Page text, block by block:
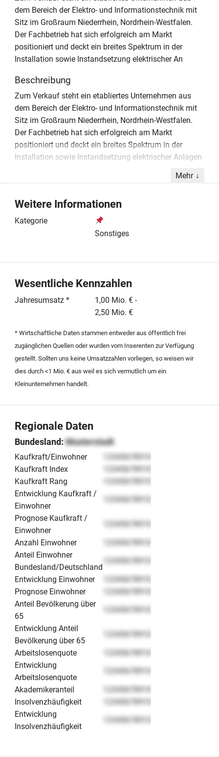
dem Bereich der Elektro- und Informationstechnik mit
Sitz im Großraum Niederrhein, Nordrhein-Westfalen.
Der Fachbetrieb hat sich erfolgreich am Markt
positioniert und deckt ein breites Spektrum in der
Installation sowie Instandsetzung elektrischer An
Beschreibung
Zum Verkauf steht ein etabliertes Unternehmen aus
dem Bereich der Elektro- und Informationstechnik mit
Sitz im Großraum Niederrhein, Nordrhein-Westfalen.
Der Fachbetrieb hat sich erfolgreich am Markt
positioniert und deckt ein breites Spektrum in der
Installation sowie Instandsetzung elektrischer Anlagen
Millionen Euro weist die Gesellschaft eine stabile
Erfolgsfaktor des Unternehmens ist das
leistungsstarke und hochqualifizierte Team, welches
sich aus erfahrenen Elektromeistern und spezialisierten
Auftraggebern. Die Nachfolgeregelung bietet einem
Nachfolger die Möglichkeit, ein operativ gesundes
Unternehmen in einer attraktiven Wirtschaftsregion zu
übernehmen. Der Fokus liegt auf der Fortführung der
hohen Servicequalität und der Nutzung der
Mehr
Weitere Informationen
Kategorie
Sonstiges
Wesentliche Kennzahlen
Jahresumsatz *
1,00 Mio. € -
2,50 Mio. €
* Wirtschaftliche Daten stammen entweder aus öffentlich frei
zugänglichen Quellen oder wurden vom Inserenten zur Verfügung
gestellt. Sollten uns keine Umsatzzahlen vorliegen, so weisen wir
dies durch <1 Mio. € aus weil es sich vermutlich um ein
Kleinunternehmen handelt.
Regionale Daten
Bundesland:Musterstadt
Kaufkraft/Einwohner
12345678910
Kaufkraft Index
12345678910
Kaufkraft Rang
12345678910
Entwicklung Kaufkraft /
Einwohner
12345678910
Prognose Kaufkraft /
Einwohner
12345678910
Anzahl Einwohner
12345678910
Anteil Einwohner
Bundesland/Deutschland
12345678910
Entwicklung Einwohner
12345678910
Prognose Einwohner
12345678910
Anteil Bevölkerung über
65
12345678910
Entwicklung Anteil
Bevölkerung über 65
12345678910
Arbeitslosenquote
12345678910
Entwicklung
Arbeitslosenquote
12345678910
Akademikeranteil
12345678910
Insolvenzhäufigkeit
12345678910
Entwicklung
Insolvenzhäufigkeit
12345678910